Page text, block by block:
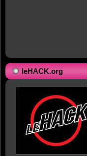
leHACK.org